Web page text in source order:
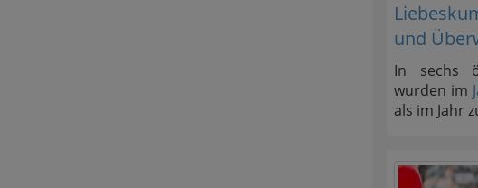
und
In sechs
wurden im
als im Jahr